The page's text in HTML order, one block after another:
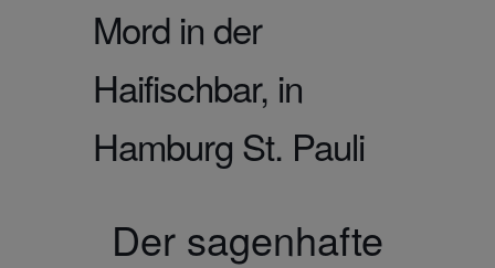
Mord in der
Haifischbar, in
Hamburg St. Pauli
Der sagenhafte